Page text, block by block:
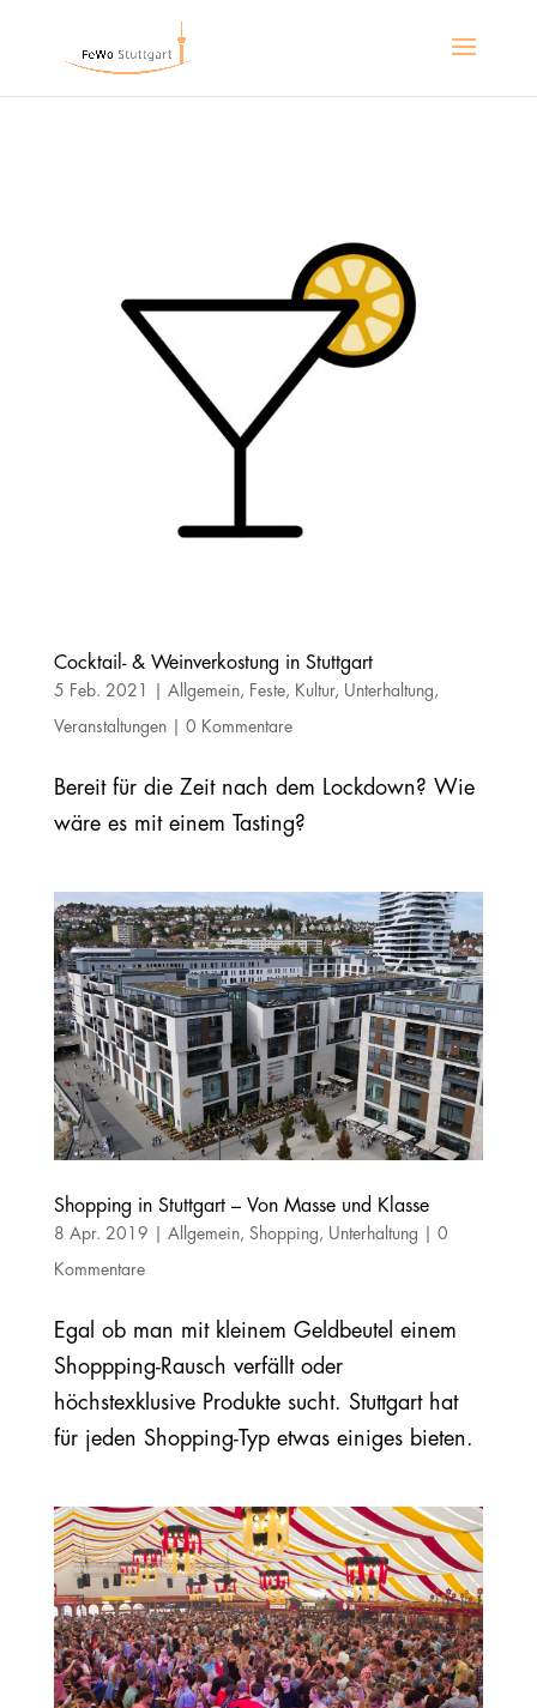
Cocktail- & Weinverkostung in Stuttgart
5 Feb. 2021 Allgemein, Feste, Kultur, Unterhaltung ,
Veranstaltungen| 0 Kommentare
Bereit für die Zeit nach dem Lockdown? Wie
wäre es mit einem Tasting?
Shopping in Stuttgart – Von Masse und Klasse
8 Apr. 2019 Allgemein, Shopping , Unterhaltung 0
Kommentare
Egal ob man mit kleinem Geldbeutel einem
Shoppping-Rausch verfällt oder
höchstexklusive Produkte sucht. Stuttgart hat
für jeden Shopping-Typ etwas einiges bieten.